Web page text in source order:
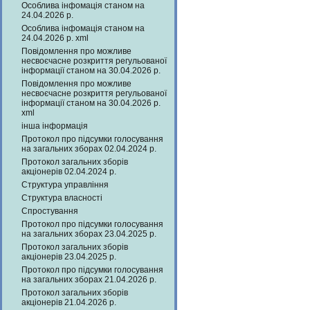
Особлива інфомація станом на
24.04.2026 р.
Особлива інфомація станом на
24.04.2026 р. xml
Повідомлення про можливе
несвоєчасне розкриття регульованої
інформації станом на 30.04.2026 р.
Повідомлення про можливе
несвоєчасне розкриття регульованої
інформації станом на 30.04.2026 р.
xml
інша інформація
Протокол про підсумки голосування
на загальних зборах 02.04.2024 р.
Протокол загальних зборів
акціонерів 02.04.2024 р.
Структура управління
Структура власності
Спростування
Протокол про підсумки голосування
на загальних зборах 23.04.2025 р.
Протокол загальних зборів
акціонерів 23.04.2025 р.
Протокол про підсумки голосування
на загальних зборах 21.04.2026 р.
Протокол загальних зборів
акціонерів 21.04.2026 р.